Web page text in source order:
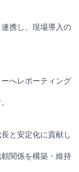
携し、現場導入の
へレポーティング
と安定化に貢献し
関係を構築・維持